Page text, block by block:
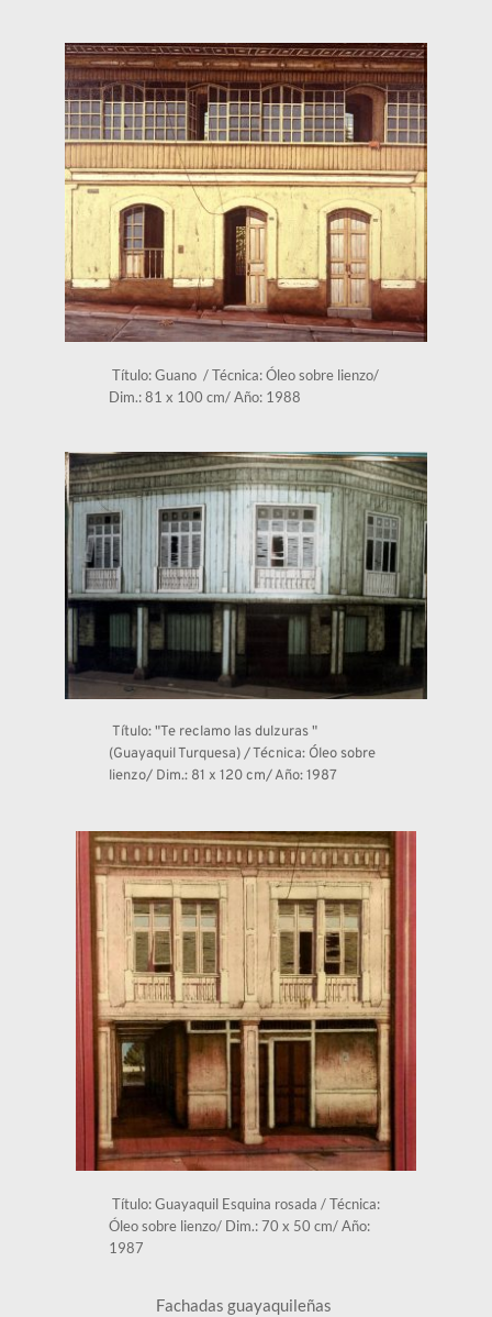
Dim.: 81 x 100 cm/ Año: 1988
(Guayaquil Turquesa) / Técnica: Óleo sobre
lienzo/ Dim.: 81 x 120 cm/ Año: 1987
Óleo sobre lienzo/ Dim.: 70 x 50 cm/ Año:
1987
Fachadas guayaquileñas